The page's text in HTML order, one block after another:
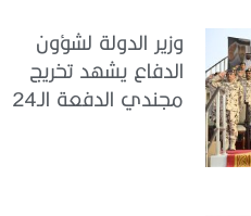
وزير الدولة لشؤون
الدفاع يشهد تخريج
مجندي الدفعة الـ24